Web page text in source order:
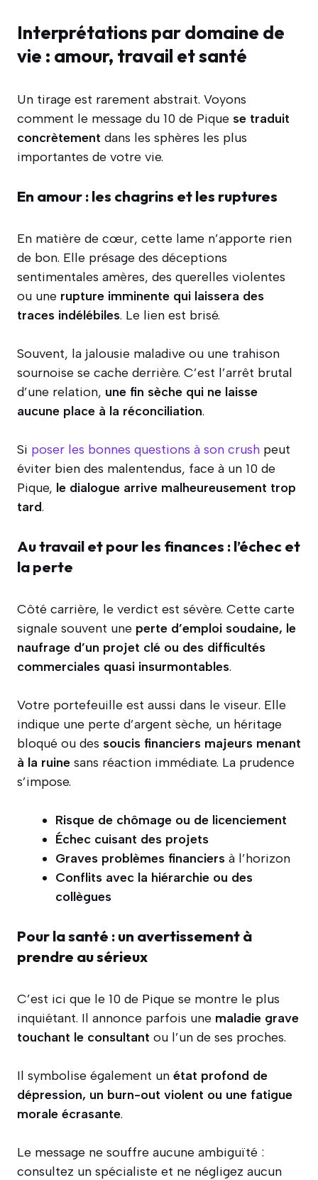
Interprétations par domaine de
vie : amour, travail et santé
Un tirage est rarement abstrait. Voyons
comment le message du 10 de Pique se traduit
concrètement dans les sphères les plus
importantes de votre vie.
En amour : les chagrins et les ruptures
En matière de cœur, cette lame n’apporte rien
de bon. Elle présage des déceptions
sentimentales amères, des querelles violentes
ou une rupture imminente qui laissera des
traces indélébiles. Le lien est brisé.
Souvent, la jalousie maladive ou une trahison
sournoise se cache derrière. C’est l’arrêt brutal
d’une relation, une fin sèche qui ne laisse
aucune place à la réconciliation.
Si poser les bonnes questions à son crush peut
éviter bien des malentendus, face à un 10 de
Pique, le dialogue arrive malheureusement trop
tard.
Au travail et pour les finances : l’échec et
la perte
Côté carrière, le verdict est sévère. Cette carte
signale souvent une perte d’emploi soudaine, le
naufrage d’un projet clé ou des difficultés
commerciales quasi insurmontables.
Votre portefeuille est aussi dans le viseur. Elle
indique une perte d’argent sèche, un héritage
bloqué ou des soucis financiers majeurs menant
à la ruine sans réaction immédiate. La prudence
s’impose.
Risque de chômage ou de licenciement
Échec cuisant des projets
Graves problèmes financiers à l’horizon
Conflits avec la hiérarchie ou des
collègues
Pour la santé : un avertissement à
prendre au sérieux
C’est ici que le 10 de Pique se montre le plus
inquiétant. Il annonce parfois une maladie grave
touchant le consultant ou l’un de ses proches.
Il symbolise également un état profond de
dépression, un burn-out violent ou une fatigue
morale écrasante.
Le message ne souffre aucune ambiguïté :
consultez un spécialiste et ne négligez aucun